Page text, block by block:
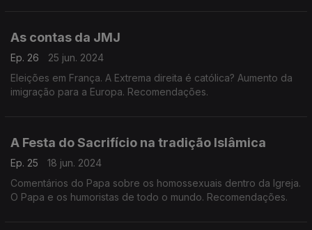
As contas da JMJ
Ep. 26
25 jun. 2024
Eleições em França. A Extrema direita é católica? Aumento da
imigração para a Europa. Recomendações.
A Festa do Sacrifício na tradição Islâmica
Ep. 25
18 jun. 2024
Comentários do Papa sobre os homossexuais dentro da Igreja.
O Papa e os humoristas de todo o mundo. Recomendações.